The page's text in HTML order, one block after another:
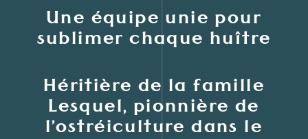
Une équipe unie pour
sublimer chaque huître
Héritière de la famille
Lesquel, pionnière de
l’ostréiculture dans le